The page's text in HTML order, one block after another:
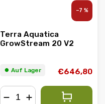
–7 %
Terra Aquatica
GrowStream 20 V2
⏺︎ Auf Lager €646,80